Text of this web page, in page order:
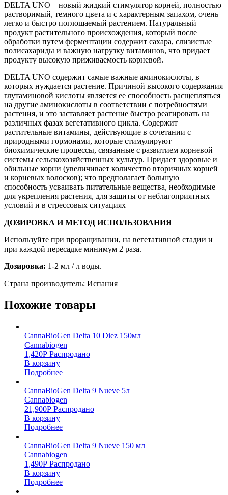
DELTA UNO – новый жидкий стимулятор корней, полностью
растворимый, темного цвета и с характерным запахом, очень
легко и быстро поглощаемый растением. Натуральный
продукт растительного происхождения, который после
обработки путем ферментации содержит сахара, слизистые
полисахариды и важную нагрузку витаминов, что придает
продукту высокую приживаемость корневой.
DELTA UNO содержит самые важные аминокислоты, в
которых нуждается растение. Причиной высокого содержания
глутаминовой кислоты является ее способность расщепляться
на другие аминокислоты в соответствии с потребностями
растения, и это заставляет растение быстро реагировать на
различных фазах вегетативного цикла. Содержит
растительные витамины, действующие в сочетании с
природными гормонами, которые стимулируют
биохимические процессы, связанные с развитием корневой
системы сельскохозяйственных культур. Придает здоровые и
обильные корни (увеличивает количество вторичных корней
и корневых волосков); что предполагает большую
способность усваивать питательные вещества, необходимые
для укрепления растения, для защиты от неблагоприятных
условий и в стрессовых ситуациях
ДОЗИРОВКА И МЕТОД ИСПОЛЬЗОВАНИЯ
Используйте при проращивании, на вегетативной стадии и
при каждой пересадке минимум 2 раза.
Дозировка: 1-2 мл / л воды.
Страна производитель: Испания
Похожие товары
CannaBioGen Delta 10 Diez 150мл
Cannabiogen
1,420Р Распродано
В корзину
Подробнее
CannaBioGen Delta 9 Nueve 5л
Cannabiogen
21,900Р Распродано
В корзину
Подробнее
CannaBioGen Delta 9 Nueve 150 мл
Cannabiogen
1,490Р Распродано
В корзину
Подробнее